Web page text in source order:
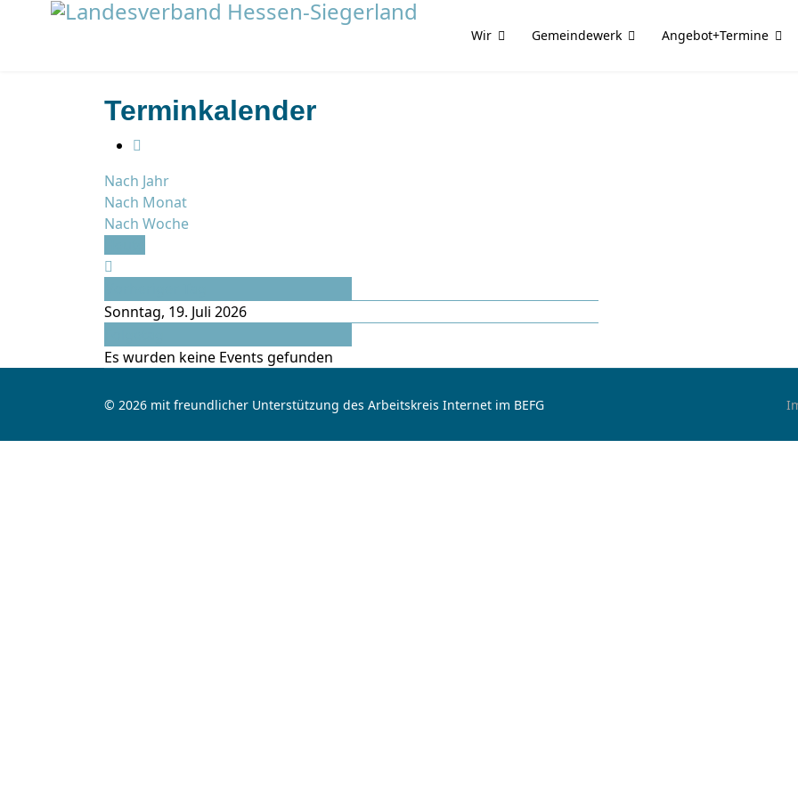
Wir Gemeindewerk Angebot+Termine
Terminkalender
Nach Jahr
Nach Monat
Nach Woche
Sonntag, 19. Juli 2026
Es wurden keine Events gefunden
© 2026 mit freundlicher Unterstützung des Arbeitskreis Internet im BEFG